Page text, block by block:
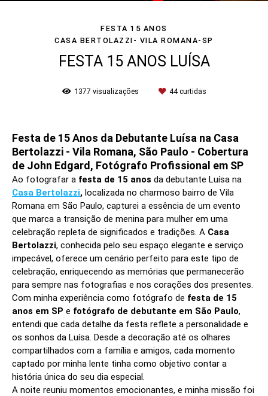
FESTA 15 ANOS
CASA BERTOLAZZI- VILA ROMANA-SP
FESTA 15 ANOS LUÍSA
1377 visualizações 44curtidas
Festa de 15 Anos da Debutante Luísa na Casa
Bertolazzi - Vila Romana, São Paulo - Cobertura
de John Edgard, Fotógrafo Profissional em SP
Ao fotografar a festa de 15 anos da debutante Luísa na
Casa Bertolazzi, localizada no charmoso bairro de Vila
Romana em São Paulo, capturei a essência de um evento
que marca a transição de menina para mulher em uma
celebração repleta de significados e tradições. A Casa
Bertolazzi, conhecida pelo seu espaço elegante e serviço
impecável, oferece um cenário perfeito para este tipo de
celebração, enriquecendo as memórias que permanecerão
para sempre nas fotografias e nos corações dos presentes.
Com minha experiência como fotógrafo de festa de 15
anos em SP e fotógrafo de debutante em São Paulo,
entendi que cada detalhe da festa reflete a personalidade e
os sonhos da Luísa. Desde a decoração até os olhares
compartilhados com a família e amigos, cada momento
captado por minha lente tinha como objetivo contar a
história única do seu dia especial.
A noite reuniu momentos emocionantes, e minha missão foi